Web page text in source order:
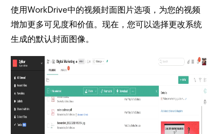
使用WorkDrive中的视频封面图片选项，为您的视频
增加更多可见度和价值。现在，您可以选择更改系统
生成的默认封面图像。